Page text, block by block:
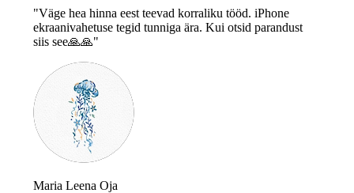
"Väge hea hinna eest teevad korraliku tööd. iPhone
ekraanivahetuse tegid tunniga ära. Kui otsid parandust
siis see🙏🙏"
Maria Leena Oja